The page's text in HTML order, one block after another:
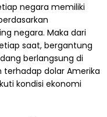
negara memiliki
negara. Maka dari
saat, bergantung
berlangsung di
terhadap dolar Amerika
kondisi ekonomi